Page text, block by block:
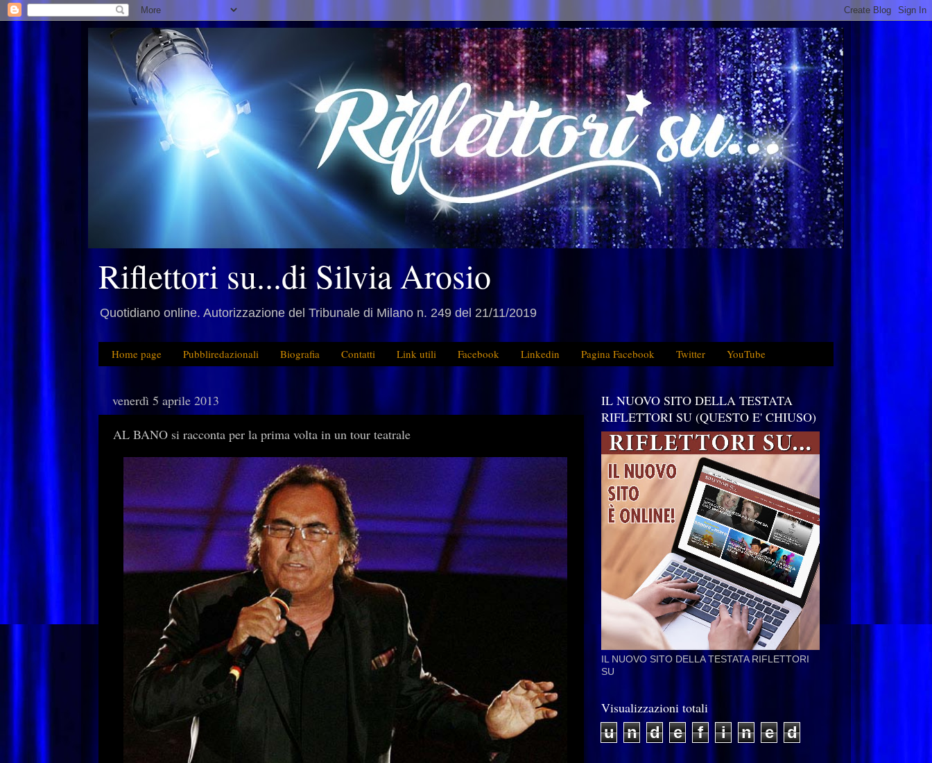
Riflettori su...di Silvia Arosio
Quotidiano online. Autorizzazione del Tribunale di Milano n. 249 del 21/11/2019
Home page Pubbliredazionali Biografia Contatti Link utili Facebook Linkedin Pagina Facebook Twitter YouTube
venerdì 5 aprile 2013
AL BANO si racconta per la prima volta in un tour teatrale
IL NUOVO SITO DELLA TESTATA
RIFLETTORI SU (QUESTO E' CHIUSO)
IL NUOVO SITO DELLA TESTATA RIFLETTORI
SU
Visualizzazioni totali
u n d e f i n e d